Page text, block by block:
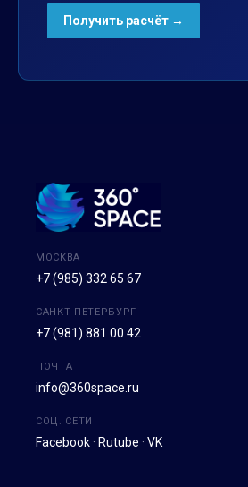
МОСКВА
+7 (985) 332 65 67
САНКТ-ПЕТЕРБУРГ
+7 (981) 881 00 42
ПОЧТА
info@360space.ru
СОЦ. СЕТИ
Facebook · Rutube · VK